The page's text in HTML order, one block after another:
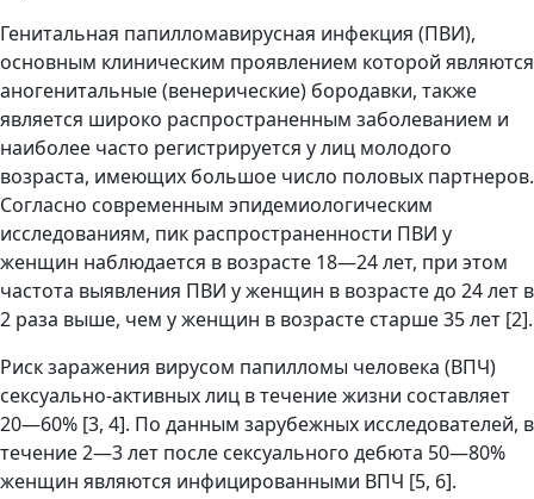
Генитальная папилломавирусная инфекция (ПВИ),
основным клиническим проявлением которой являются
аногенитальные (венерические) бородавки, также
является широко распространенным заболеванием и
наиболее часто регистрируется у лиц молодого
возраста, имеющих большое число половых партнеров.
Согласно современным эпидемиологическим
исследованиям, пик распространенности ПВИ у
женщин наблюдается в возрасте 18—24 лет, при этом
частота выявления ПВИ у женщин в возрасте до 24 лет в
2 раза выше, чем у женщин в возрасте старше 35 лет [2].
Риск заражения вирусом папилломы человека (ВПЧ)
сексуально-активных лиц в течение жизни составляет
20—60% [3, 4]. По данным зарубежных исследователей, в
течение 2—3 лет после сексуального дебюта 50—80%
женщин являются инфицированными ВПЧ [5, 6].